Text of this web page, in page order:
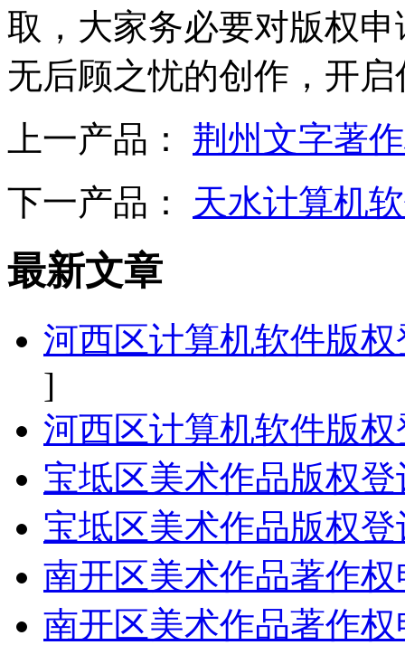
取，大家务必要对版权
无后顾之忧的创作，开
上一产品： 荆州文字著
下一产品： 天水计算机
最新文章
河西区计算机软件版
]
河西区计算机软件版
宝坻区美术作品版权
宝坻区美术作品版权
南开区美术作品著作
南开区美术作品著作